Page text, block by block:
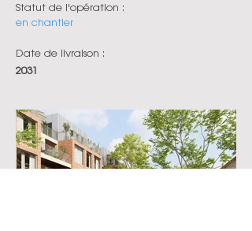
Statut de l'opération :
en chantier
Date de livraison :
2031